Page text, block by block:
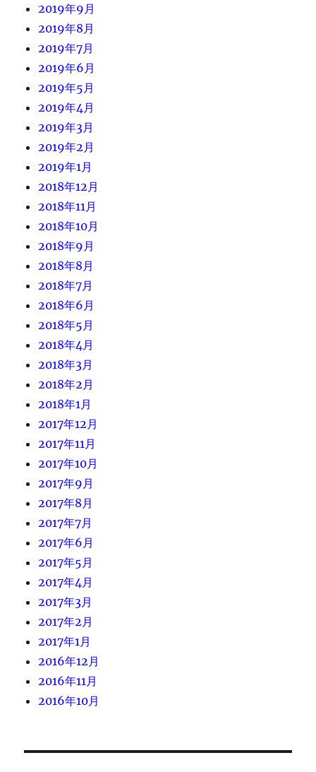
2019年9月
2019年8月
2019年7月
2019年6月
2019年5月
2019年4月
2019年3月
2019年2月
2019年1月
2018年12月
2018年11月
2018年10月
2018年9月
2018年8月
2018年7月
2018年6月
2018年5月
2018年4月
2018年3月
2018年2月
2018年1月
2017年12月
2017年11月
2017年10月
2017年9月
2017年8月
2017年7月
2017年6月
2017年5月
2017年4月
2017年3月
2017年2月
2017年1月
2016年12月
2016年11月
2016年10月